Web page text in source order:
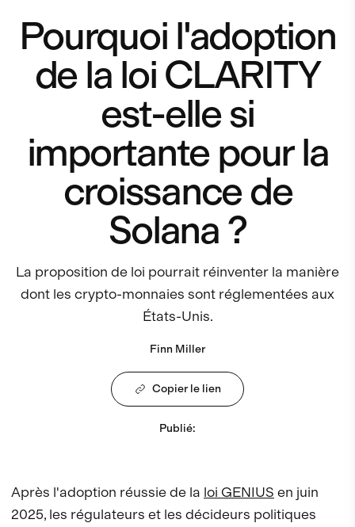
Pourquoi l'adoption
de la loi CLARITY
est-elle si
importante pour la
croissance de
Solana ?
La proposition de loi pourrait réinventer la manière
dont les crypto-monnaies sont réglementées aux
États-Unis.
Finn Miller
Copier le lien
Publié:
Après l'adoption réussie de la loi GENIUS en juin
2025, les régulateurs et les décideurs politiques